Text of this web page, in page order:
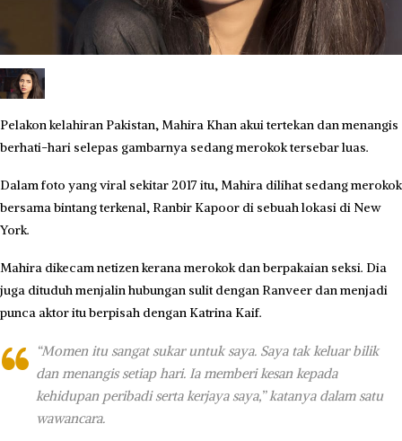
Pelakon kelahiran Pakistan, Mahira Khan akui tertekan dan menangis
berhati-hari selepas gambarnya sedang merokok tersebar luas.
Dalam foto yang viral sekitar 2017 itu, Mahira dilihat sedang merokok
bersama bintang terkenal, Ranbir Kapoor di sebuah lokasi di New
York.
Mahira dikecam netizen kerana merokok dan berpakaian seksi. Dia
juga dituduh menjalin hubungan sulit dengan Ranveer dan menjadi
punca aktor itu berpisah dengan Katrina Kaif.
“Momen itu sangat sukar untuk saya. Saya tak keluar bilik
dan menangis setiap hari. Ia memberi kesan kepada
kehidupan peribadi serta kerjaya saya,” katanya dalam satu
wawancara.